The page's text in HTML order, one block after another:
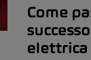
Come
elettrica